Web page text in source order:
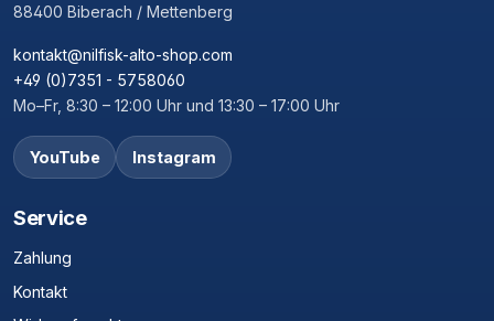
88400 Biberach / Mettenberg
kontakt@nilfisk-alto-shop.com
+49 (0)7351 - 5758060
Mo–Fr, 8:30 – 12:00 Uhr und 13:30 – 17:00 Uhr
YouTube Instagram
Service
Zahlung
Kontakt